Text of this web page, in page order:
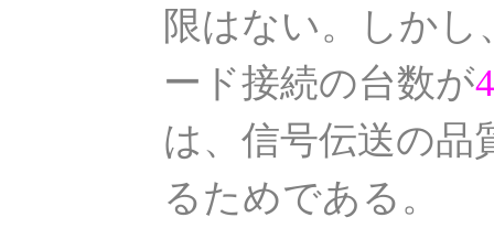
限はない。しかし
ード接続の台数が
は、信号伝送の品
るためである。